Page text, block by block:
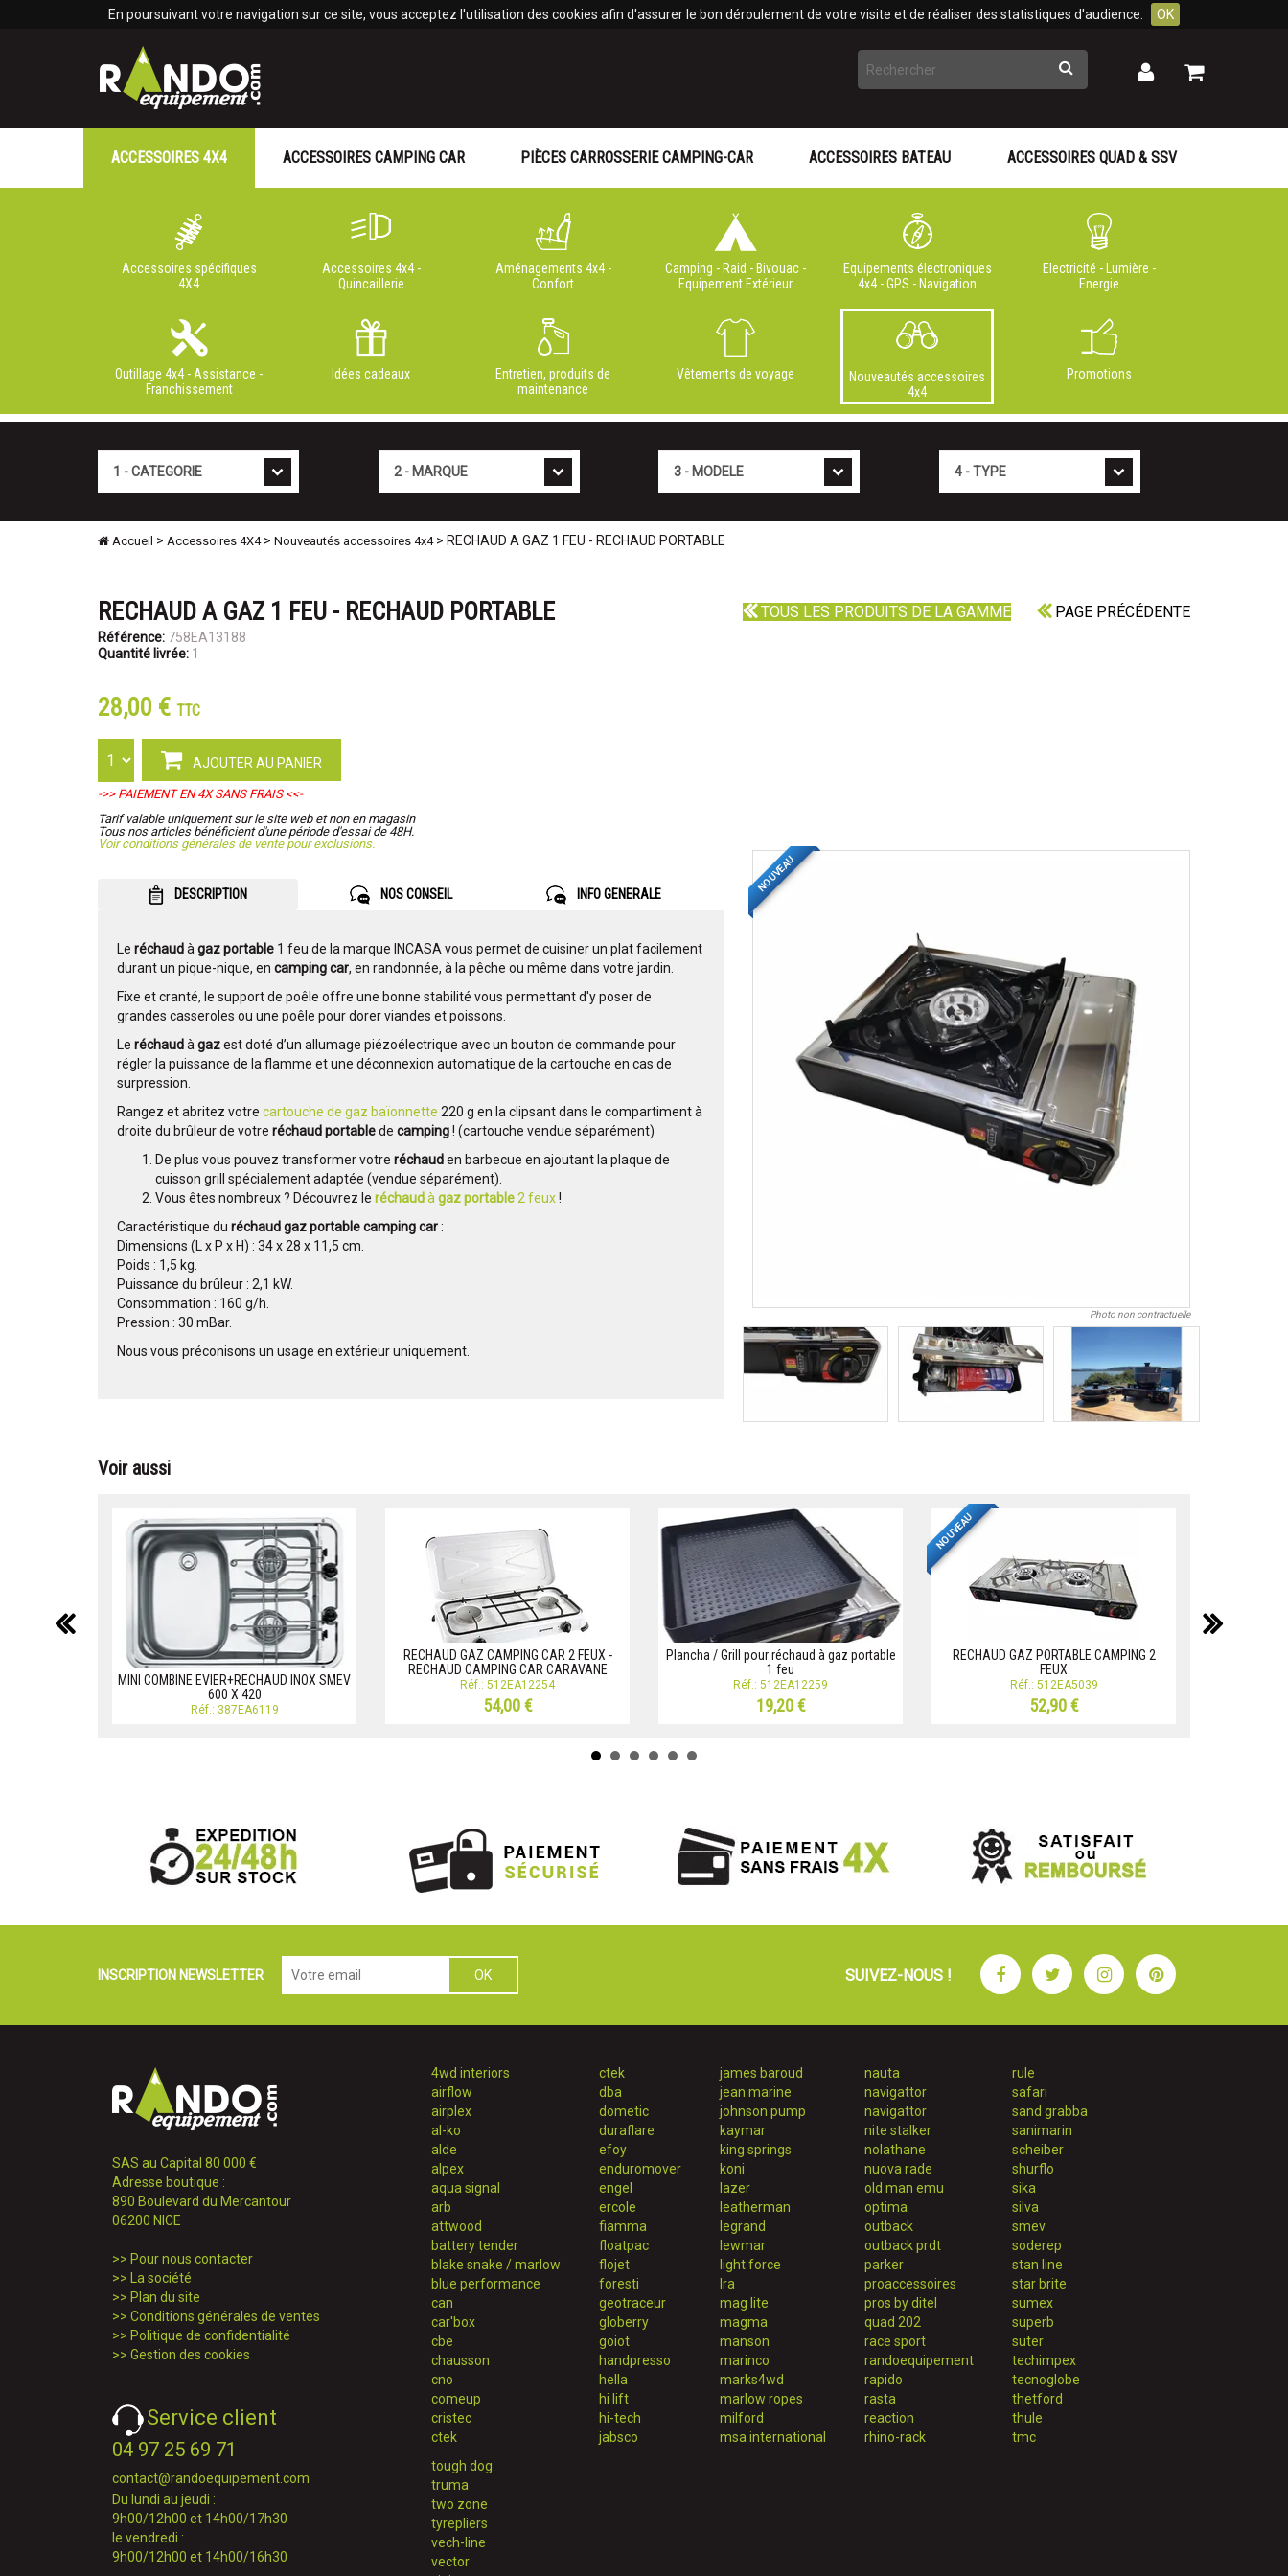
En poursuivant votre navigation sur ce site, vous acceptez l'utilisation des cookies afin d'assurer le bon déroulement de votre visite et de réaliser des statistiques d'audience. OK
Rechercher Mon
Mon
ACCESSOIRES 4X4
Accessoires spécifiques
4X4
Accessoires 4x4 -
Quincaillerie
Aménagements 4x4 -
Confort
Camping - Raid - Bivouac -
Equipement Extérieur
Equipements électroniques
4x4 - GPS - Navigation
Electricité - Lumière -
Energie
Outillage 4x4 - Assistance -
Franchissement
Idées cadeaux
Entretien, produits de
maintenance
Vêtements de voyage
Nouveautés accessoires
4x4
Promotions
ACCESSOIRES CAMPING CAR PIÈCES CARROSSERIE CAMPING-CAR ACCESSOIRES BATEAU ACCESSOIRES QUAD & SSV
Accueil > Accessoires 4X4> Nouveautés accessoires 4x4> RECHAUD A GAZ 1 FEU - RECHAUD PORTABLE
TOUS LES PRODUITS DE LA GAMME PAGE PRÉCÉDENTE
RECHAUD A GAZ 1 FEU - RECHAUD PORTABLE
Référence: 758EA13188
Quantité livrée: 1
28,00 € TTC
AJOUTER AU PANIER
->> PAIEMENT EN 4X SANS FRAIS <<-
Tarif valable uniquement sur le site web et non en magasin
Tous nos articles bénéficient d'une période d'essai de 48H.
Voir conditions générales de vente pour exclusions.
DESCRIPTION NOS CONSEIL INFO GENERALE
Le réchaudàgaz portable 1 feu de la marque INCASA vous permet de cuisiner un plat facilement
durant un pique-nique, en camping car, en randonnée, à la pêche ou même dans votre jardin.
Fixe et cranté, le support de poêle offre une bonne stabilité vous permettant d'y poser de
grandes casseroles ou une poêle pour dorer viandes et poissons.
Le réchaudàgazest doté d’un allumage piézoélectrique avec un bouton de commande pour
régler la puissance de la flamme et une déconnexion automatique de la cartouche en cas de
surpression.
Rangez et abritez votre cartouche de gaz baïonnette 220 g en la clipsant dans le compartiment à
droite du brûleur de votre réchaud portablede camping! (cartouche vendue séparément)
De plus vous pouvez transformer votre réchauden barbecue en ajoutant la plaque de
cuisson grill spécialement adaptée (vendue séparément).
Vous êtes nombreux ? Découvrez le réchaudàgaz portable2 feux!
Caractéristique du réchaud gazportable camping car:
Dimensions (L x P x H) : 34 x 28 x 11,5 cm.
Poids : 1,5 kg.
Puissance du brûleur : 2,1 kW.
Consommation : 160 g/h.
Pression : 30 mBar.
Nous vous préconisons un usage en extérieur uniquement.
NOUVEAU
Photo non contractuelle
Voir aussi
MINI COMBINE EVIER+RECHAUD INOX SMEV
600 X 420
Réf.: 387EA6119
RECHAUD GAZ CAMPING CAR 2 FEUX -
RECHAUD CAMPING CAR CARAVANE
Réf.: 512EA12254
54,00 €
Plancha / Grill pour réchaud à gaz portable
1 feu
Réf.: 512EA12259
19,20 €
NOUVEAU
RECHAUD GAZ PORTABLE CAMPING 2
FEUX
Réf.: 512EA5039
52,90 €
précédent
INSCRIPTION NEWSLETTER SUIVEZ-NOUS ! FacebookTwitterInstagramPinterest
SAS au Capital 80 000 €
Adresse boutique :
890 Boulevard du Mercantour
06200 NICE
>> Pour nous contacter
>> La société
>> Plan du site
>> Conditions générales de ventes
>> Politique de confidentialité
>> Gestion des cookies
Service client
04 97 25 69 71
contact@randoequipement.com
Du lundi au jeudi :
9h00/12h00 et 14h00/17h30
le vendredi :
9h00/12h00 et 14h00/16h30
4wd interiors
airflow
airplex
al-ko
alde
alpex
aqua signal
arb
attwood
battery tender
blake snake / marlow
blue performance
can
car'box
cbe
chausson
cno
comeup
cristec
ctek
ctek
dba
dometic
duraflare
efoy
enduromover
engel
ercole
fiamma
floatpac
flojet
foresti
geotraceur
globerry
goiot
handpresso
hella
hi lift
hi-tech
jabsco
james baroud
jean marine
johnson pump
kaymar
king springs
koni
lazer
leatherman
legrand
lewmar
light force
lra
mag lite
magma
manson
marinco
marks4wd
marlow ropes
milford
msa international
nauta
navigattor
navigattor
nite stalker
nolathane
nuova rade
old man emu
optima
outback
outback prdt
parker
proaccessoires
pros by ditel
quad 202
race sport
randoequipement
rapido
rasta
reaction
rhino-rack
rule
safari
sand grabba
sanimarin
scheiber
shurflo
sika
silva
smev
soderep
stan line
star brite
sumex
superb
suter
techimpex
tecnoglobe
thetford
thule
tmc
tough dog
truma
two zone
tyrepliers
vech-line
vector
Panneau de gestion des cookies